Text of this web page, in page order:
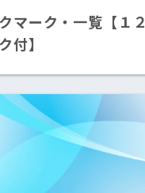
マーク・一覧【１２
付】